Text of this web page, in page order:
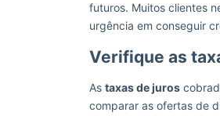
futuros. Muitos clientes
urgência em conseguir
Verifique as
As taxas de juros
comparar as ofertas de